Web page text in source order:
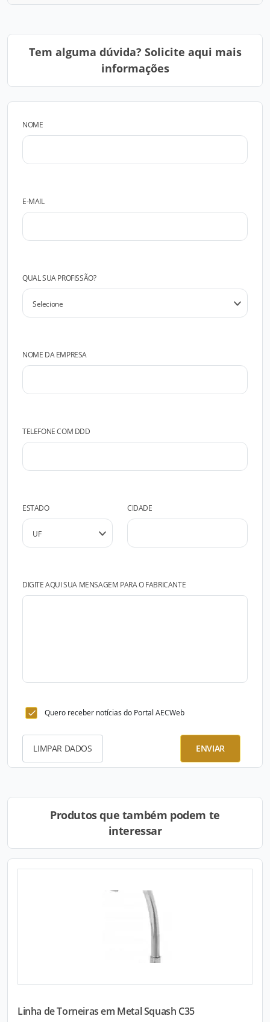
Tem alguma dúvida? Solicite aqui mais
informações
NOME
E-MAIL
QUAL SUA PROFISSÃO?
NOME DA EMPRESA
TELEFONE COM DDD
ESTADO CIDADE
DIGITE AQUI SUA MENSAGEM PARA O FABRICANTE
Quero receber notícias do Portal AECWeb
LIMPAR DADOS ENVIAR
Produtos que também podem te
interessar
Linha de Torneiras em Metal Squash C35